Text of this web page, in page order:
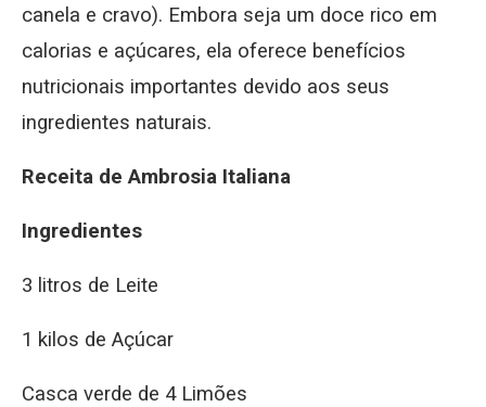
canela e cravo). Embora seja um doce rico em
calorias e açúcares, ela oferece benefícios
nutricionais importantes devido aos seus
ingredientes naturais.
Receita de Ambrosia Italiana
Ingredientes
3 litros de Leite
1 kilos de Açúcar
Casca verde de 4 Limões